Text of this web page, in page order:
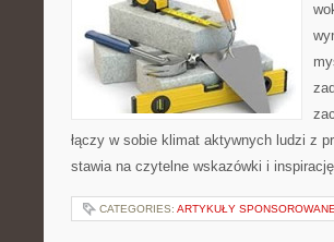
łączy w sobie klimat aktywnych ludzi z
stawia na czytelne wskazówki i
CATEGORIES: ARTYKUŁY SPONSOROWANE